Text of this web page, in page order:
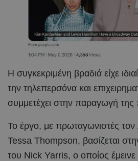
Η συγκεκριμένη βραδιά είχε
την τηλεπερσόνα και
συμμετέχει στην παραγωγή
Το έργο, με πρωταγωνιστές
Tessa Thompson, βασίζεται
του Nick Yarris, ο οποίος έμεινε